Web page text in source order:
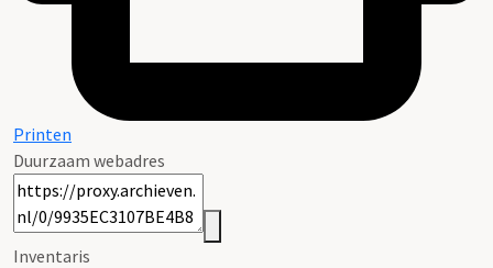
Printen
Duurzaam webadres
Inventaris